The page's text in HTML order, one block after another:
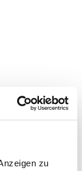
zu